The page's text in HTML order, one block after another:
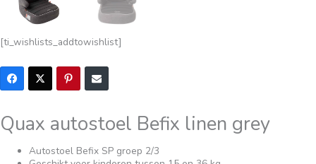
[ti_wishlists_addtowishlist]
Quax autostoel Befix linen grey
Autostoel Befix SP groep 2/3